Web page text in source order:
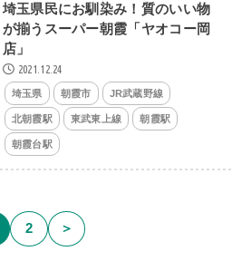
埼玉県民にお馴染み！質のいい物
が揃うスーパー朝霞「ヤオコー岡
店」
2021.12.24
埼玉県 朝霞市 JR武蔵野線
北朝霞駅 東武東上線 朝霞駅
朝霞台駅
2 ＞